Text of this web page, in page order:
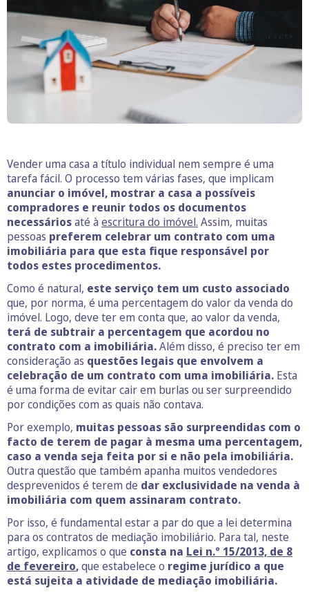
Vender uma casa a título individual nem sempre é uma
tarefa fácil. O processo tem várias fases, que implicam
anunciar o imóvel, mostrar a casa a possíveis
compradores e reunir todos os documentos
necessáriosaté à escritura do imóvel. Assim, muitas
pessoas preferem celebrar um contrato com uma
imobiliária para que esta fique responsável por
todos estes procedimentos.
Como é natural, este serviço tem um custo associado
que, por norma, é uma percentagem do valor da venda do
imóvel. Logo, deve ter em conta que, ao valor da venda,
terá de subtrair a percentagem que acordou no
contrato com a imobiliária.Além disso, é preciso ter em
consideração as questões legais que envolvem a
celebração de um contrato com uma imobiliária. Esta
é uma forma de evitar cair em burlas ou ser surpreendido
por condições com as quais não contava.
Por exemplo, muitas pessoas são surpreendidas com o
facto de terem de pagar à mesma uma percentagem,
caso a venda seja feita por si e não pela imobiliária.
Outra questão que também apanha muitos vendedores
desprevenidos é terem de dar exclusividade na venda à
imobiliária com quem assinaram contrato.
Por isso, é fundamental estar a par do que a lei determina
para os contratos de mediação imobiliário. Para tal, neste
artigo, explicamos o que consta na Lei n.º 15/2013, de 8
de fevereiro,que estabelece o regime jurídico a que
está sujeita a atividade de mediação imobiliária.